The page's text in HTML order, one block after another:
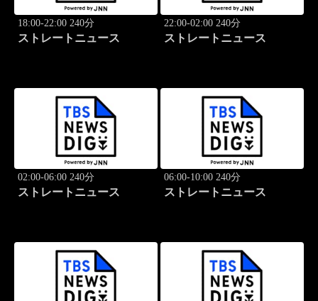
18:00-22:00 240分
ストレートニュース
22:00-02:00 240分
ストレートニュース
02:00-06:00 240分
ストレートニュース
06:00-10:00 240分
ストレートニュース